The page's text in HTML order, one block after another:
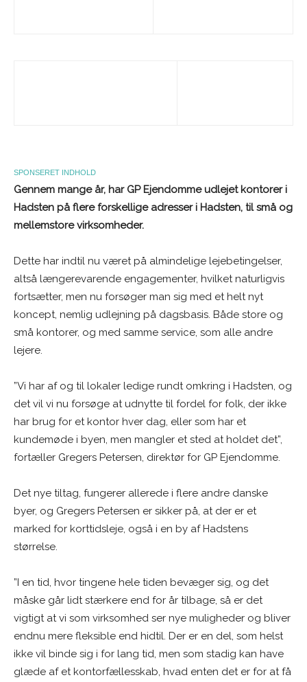
SPONSERET INDHOLD
Gennem mange år, har GP Ejendomme udlejet kontorer i
Hadsten på flere forskellige adresser i Hadsten, til små og
mellemstore virksomheder.
Dette har indtil nu været på almindelige lejebetingelser,
altså længerevarende engagementer, hvilket naturligvis
fortsætter, men nu forsøger man sig med et helt nyt
koncept, nemlig udlejning på dagsbasis. Både store og
små kontorer, og med samme service, som alle andre
lejere.
”Vi har af og til lokaler ledige rundt omkring i Hadsten, og
det vil vi nu forsøge at udnytte til fordel for folk, der ikke
har brug for et kontor hver dag, eller som har et
kundemøde i byen, men mangler et sted at holdet det”,
fortæller Gregers Petersen, direktør for GP Ejendomme.
Det nye tiltag, fungerer allerede i flere andre danske
byer, og Gregers Petersen er sikker på, at der er et
marked for korttidsleje, også i en by af Hadstens
størrelse.
”I en tid, hvor tingene hele tiden bevæger sig, og det
måske går lidt stærkere end for år tilbage, så er det
vigtigt at vi som virksomhed ser nye muligheder og bliver
endnu mere fleksible end hidtil. Der er en del, som helst
ikke vil binde sig i for lang tid, men som stadig kan have
glæde af et kontorfællesskab, hvad enten det er for at få